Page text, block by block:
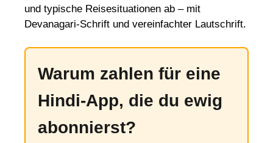
und typische Reisesituationen ab – mit
Devanagari-Schrift und vereinfachter Lautschrift.
Warum zahlen für eine
Hindi-App, die du ewig
abonnierst?